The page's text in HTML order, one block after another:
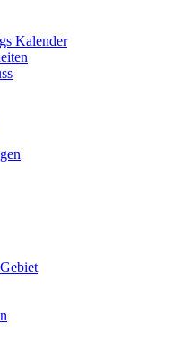
Kalender